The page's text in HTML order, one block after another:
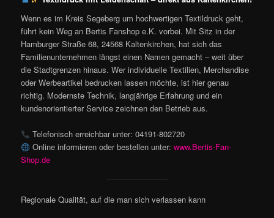
Wenn es im Kreis Segeberg um hochwertigen Textildruck geht,
führt kein Weg an Bertis Fanshop e.K. vorbei. Mit Sitz in der
Hamburger Straße 68, 24568 Kaltenkirchen, hat sich das
Familienunternehmen längst einen Namen gemacht – weit über
die Stadtgrenzen hinaus. Wer individuelle Textilien, Merchandise
oder Werbeartikel bedrucken lassen möchte, ist hier genau
richtig. Modernste Technik, langjährige Erfahrung und ein
kundenorientierter Service zeichnen den Betrieb aus.
Telefonisch erreichbar unter: 04191-802720
Online informieren oder bestellen unter: www.Bertis-Fan-
Shop.de
Regionale Qualität, auf die man sich verlassen kann